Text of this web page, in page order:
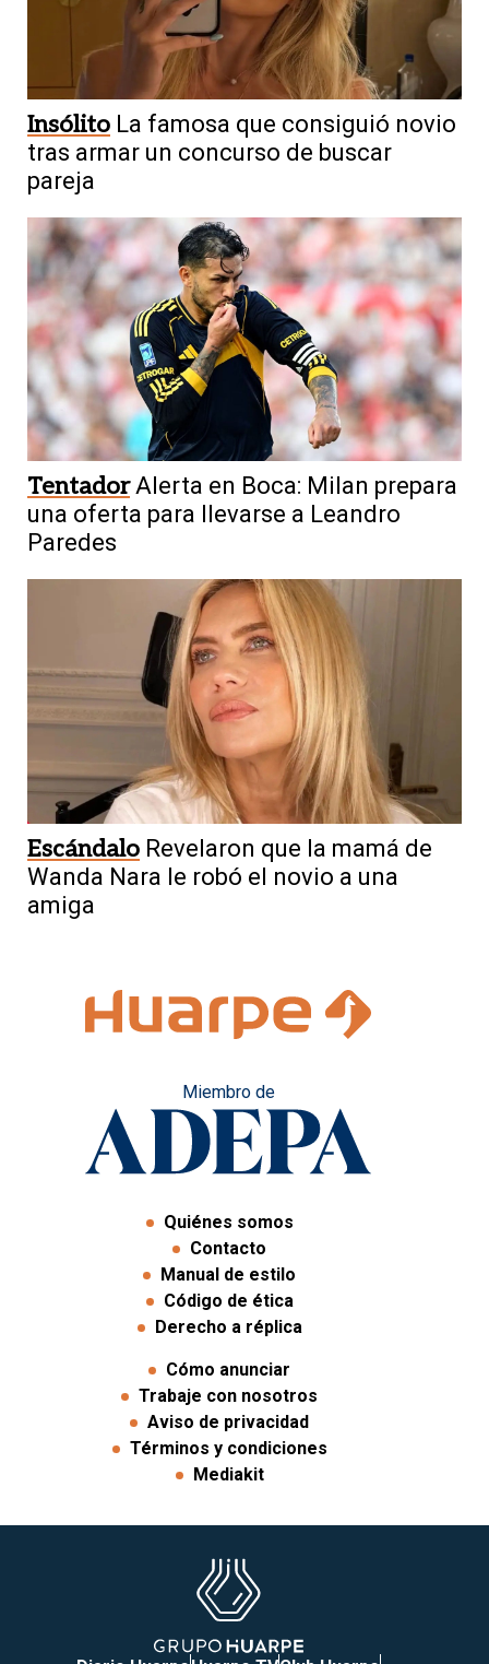
Insólito La famosa que consiguió novio
tras armar un concurso de buscar
pareja
Tentador Alerta en Boca: Milan prepara
una oferta para llevarse a Leandro
Paredes
Escándalo Revelaron que la mamá de
Wanda Nara le robó el novio a una
amiga
Miembro de
Quiénes somos
Contacto
Manual de estilo
Código de ética
Derecho a réplica
Cómo anunciar
Trabaje con nosotros
Aviso de privacidad
Términos y condiciones
Mediakit